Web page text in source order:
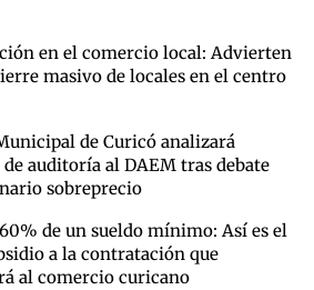
en el comercio local: Advierten
masivo de locales en el centro
de Curicó analizará
auditoría al DAEM tras debate
sobreprecio
de un sueldo mínimo: Así es el
a la contratación que
al comercio curicano